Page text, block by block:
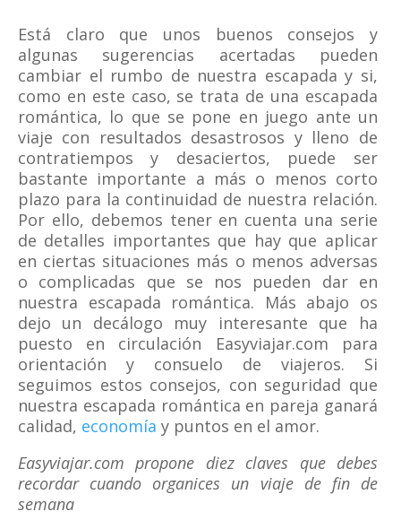
Está claro que unos buenos consejos y
algunas sugerencias acertadas pueden
cambiar el rumbo de nuestra escapada y si,
como en este caso, se trata de una escapada
romántica, lo que se pone en juego ante un
viaje con resultados desastrosos y lleno de
contratiempos y desaciertos, puede ser
bastante importante a más o menos corto
plazo para la continuidad de nuestra relación.
Por ello, debemos tener en cuenta una serie
de detalles importantes que hay que aplicar
en ciertas situaciones más o menos adversas
o complicadas que se nos pueden dar en
nuestra escapada romántica. Más abajo os
dejo un decálogo muy interesante que ha
puesto en circulación Easyviajar.com para
orientación y consuelo de viajeros. Si
seguimos estos consejos, con seguridad que
nuestra escapada romántica en pareja ganará
calidad, economía y puntos en el amor.
Easyviajar.com propone diez claves que debes
recordar cuando organices un viaje de fin de
semana